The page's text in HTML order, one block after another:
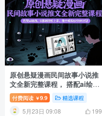
原创悬疑漫画民间故事小说推
文全新完整课程， 搭配ai绘
画，0基础轻松上手，撸分成
和伙伴计划
付费阅读 ￥9.9 精选课程
5月23日 09:08 199